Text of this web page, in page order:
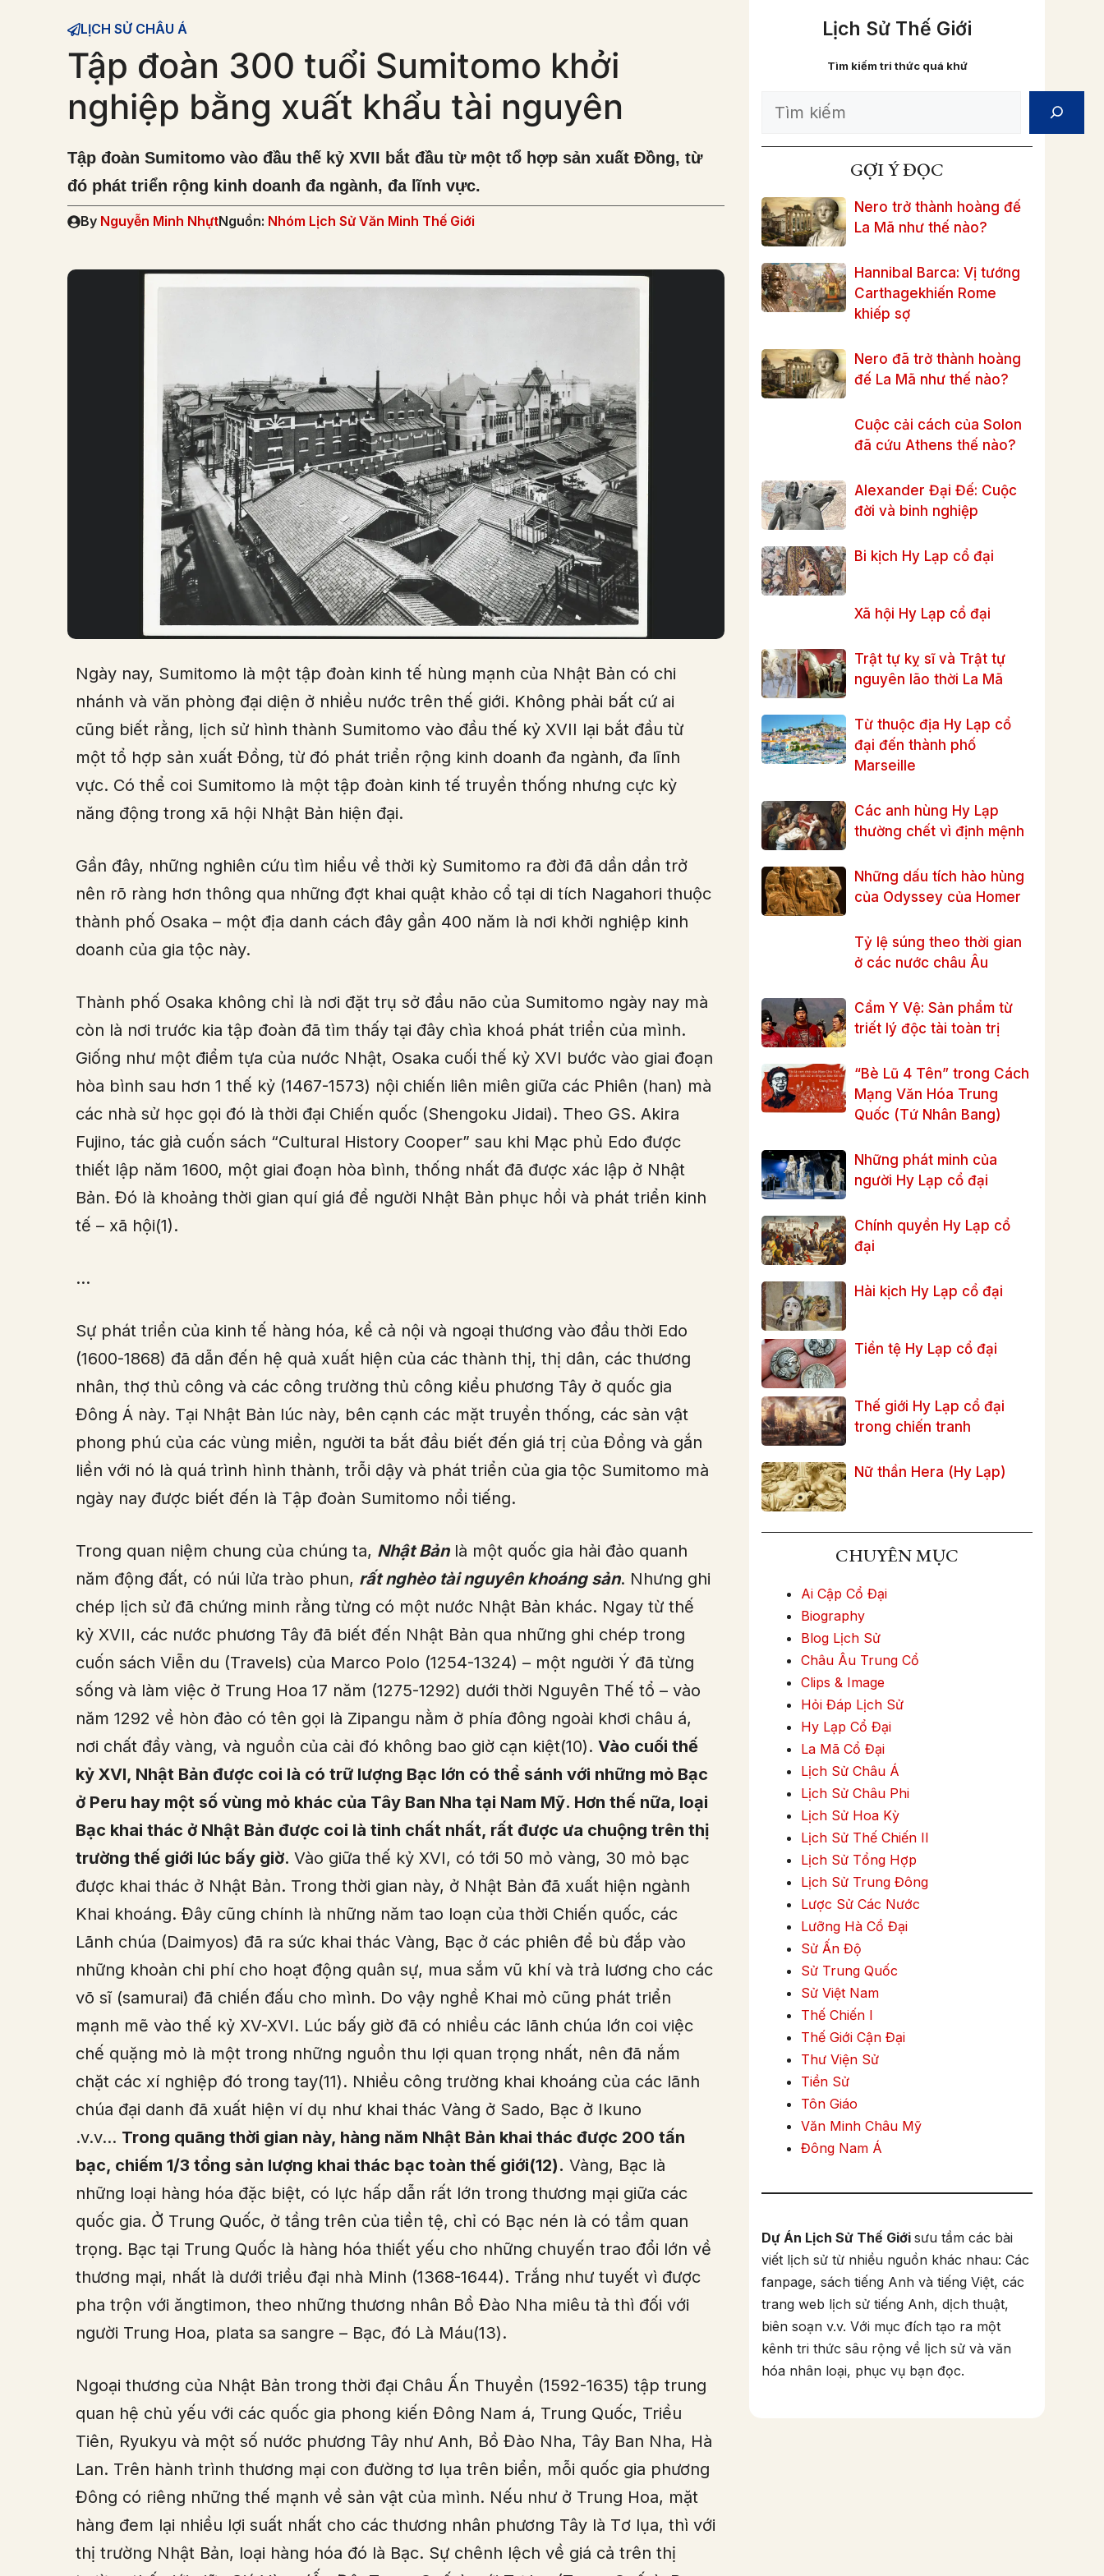
LỊCH SỬ CHÂU Á
Tập đoàn 300 tuổi Sumitomo khởi
nghiệp bằng xuất khẩu tài nguyên
Tập đoàn Sumitomo vào đầu thế kỷ XVII bắt đầu từ một tổ hợp sản xuất Đồng, từ
đó phát triển rộng kinh doanh đa ngành, đa lĩnh vực.
By Nguyễn Minh NhựtNguồn: Nhóm Lịch Sử Văn Minh Thế Giới
Ngày nay, Sumitomo là một tập đoàn kinh tế hùng mạnh của Nhật Bản có chi
nhánh và văn phòng đại diện ở nhiều nước trên thế giới. Không phải bất cứ ai
cũng biết rằng, lịch sử hình thành Sumitomo vào đầu thế kỷ XVII lại bắt đầu từ
một tổ hợp sản xuất Đồng, từ đó phát triển rộng kinh doanh đa ngành, đa lĩnh
vực. Có thể coi Sumitomo là một tập đoàn kinh tế truyền thống nhưng cực kỳ
năng động trong xã hội Nhật Bản hiện đại.
Gần đây, những nghiên cứu tìm hiểu về thời kỳ Sumitomo ra đời đã dần dần trở
nên rõ ràng hơn thông qua những đợt khai quật khảo cổ tại di tích Nagahori thuộc
thành phố Osaka – một địa danh cách đây gần 400 năm là nơi khởi nghiệp kinh
doanh của gia tộc này.
Thành phố Osaka không chỉ là nơi đặt trụ sở đầu não của Sumitomo ngày nay mà
còn là nơi trước kia tập đoàn đã tìm thấy tại đây chìa khoá phát triển của mình.
Giống như một điểm tựa của nước Nhật, Osaka cuối thế kỷ XVI bước vào giai đoạn
hòa bình sau hơn 1 thế kỷ (1467-1573) nội chiến liên miên giữa các Phiên (han) mà
các nhà sử học gọi đó là thời đại Chiến quốc (Shengoku Jidai). Theo GS. Akira
Fujino, tác giả cuốn sách “Cultural History Cooper” sau khi Mạc phủ Edo được
thiết lập năm 1600, một giai đoạn hòa bình, thống nhất đã được xác lập ở Nhật
Bản. Đó là khoảng thời gian quí giá để người Nhật Bản phục hồi và phát triển kinh
tế – xã hội(1).
…
Sự phát triển của kinh tế hàng hóa, kể cả nội và ngoại thương vào đầu thời Edo
(1600-1868) đã dẫn đến hệ quả xuất hiện của các thành thị, thị dân, các thương
nhân, thợ thủ công và các công trường thủ công kiểu phương Tây ở quốc gia
Đông Á này. Tại Nhật Bản lúc này, bên cạnh các mặt truyền thống, các sản vật
phong phú của các vùng miền, người ta bắt đầu biết đến giá trị của Đồng và gắn
liền với nó là quá trình hình thành, trỗi dậy và phát triển của gia tộc Sumitomo mà
ngày nay được biết đến là Tập đoàn Sumitomo nổi tiếng.
Trong quan niệm chung của chúng ta, Nhật Bảnlà một quốc gia hải đảo quanh
năm động đất, có núi lửa trào phun, rất nghèo tài nguyên khoáng sản. Nhưng ghi
chép lịch sử đã chứng minh rằng từng có một nước Nhật Bản khác. Ngay từ thế
kỷ XVII, các nước phương Tây đã biết đến Nhật Bản qua những ghi chép trong
cuốn sách Viễn du (Travels) của Marco Polo (1254-1324) – một người Ý đã từng
sống và làm việc ở Trung Hoa 17 năm (1275-1292) dưới thời Nguyên Thế tổ – vào
năm 1292 về hòn đảo có tên gọi là Zipangu nằm ở phía đông ngoài khơi châu á,
nơi chất đầy vàng, và nguồn của cải đó không bao giờ cạn kiệt(10). Vào cuối thế
kỷ XVI, Nhật Bản được coi là có trữ lượng Bạc lớn có thể sánh với những mỏ Bạc
ở Peru hay một số vùng mỏ khác của Tây Ban Nha tại Nam Mỹ. Hơn thế nữa, loại
Bạc khai thác ở Nhật Bản được coi là tinh chất nhất, rất được ưa chuộng trên thị
trường thế giới lúc bấy giờ. Vào giữa thế kỷ XVI, có tới 50 mỏ vàng, 30 mỏ bạc
được khai thác ở Nhật Bản. Trong thời gian này, ở Nhật Bản đã xuất hiện ngành
Khai khoáng. Đây cũng chính là những năm tao loạn của thời Chiến quốc, các
Lãnh chúa (Daimyos) đã ra sức khai thác Vàng, Bạc ở các phiên để bù đắp vào
những khoản chi phí cho hoạt động quân sự, mua sắm vũ khí và trả lương cho các
võ sĩ (samurai) đã chiến đấu cho mình. Do vậy nghề Khai mỏ cũng phát triển
mạnh mẽ vào thế kỷ XV-XVI. Lúc bấy giờ đã có nhiều các lãnh chúa lớn coi việc
chế quặng mỏ là một trong những nguồn thu lợi quan trọng nhất, nên đã nắm
chặt các xí nghiệp đó trong tay(11). Nhiều công trường khai khoáng của các lãnh
chúa đại danh đã xuất hiện ví dụ như khai thác Vàng ở Sado, Bạc ở Ikuno
.v.v… Trong quãng thời gian này, hàng năm Nhật Bản khai thác được 200 tấn
bạc, chiếm 1/3 tổng sản lượng khai thác bạc toàn thế giới(12). Vàng, Bạc là
những loại hàng hóa đặc biệt, có lực hấp dẫn rất lớn trong thương mại giữa các
quốc gia. Ở Trung Quốc, ở tầng trên của tiền tệ, chỉ có Bạc nén là có tầm quan
trọng. Bạc tại Trung Quốc là hàng hóa thiết yếu cho những chuyến trao đổi lớn về
thương mại, nhất là dưới triều đại nhà Minh (1368-1644). Trắng như tuyết vì được
pha trộn với ăngtimon, theo những thương nhân Bồ Đào Nha miêu tả thì đối với
người Trung Hoa, plata sa sangre – Bạc, đó Là Máu(13).
Ngoại thương của Nhật Bản trong thời đại Châu Ấn Thuyền (1592-1635) tập trung
quan hệ chủ yếu với các quốc gia phong kiến Đông Nam á, Trung Quốc, Triều
Tiên, Ryukyu và một số nước phương Tây như Anh, Bồ Đào Nha, Tây Ban Nha, Hà
Lan. Trên hành trình thương mại con đường tơ lụa trên biển, mỗi quốc gia phương
Đông có riêng những thế mạnh về sản vật của mình. Nếu như ở Trung Hoa, mặt
hàng đem lại nhiều lợi suất nhất cho các thương nhân phương Tây là Tơ lụa, thì với
thị trường Nhật Bản, loại hàng hóa đó là Bạc. Sự chênh lệch về giá cả trên thị
Lịch Sử Thế Giới
Tìm kiếm tri thức quá khứ
Search
GỢI Ý ĐỌC
Nero trở thành hoàng đế
La Mã như thế nào?
Hannibal Barca: Vị tướng
Carthagekhiến Rome
khiếp sợ
Nero đã trở thành hoàng
đế La Mã như thế nào?
Cuộc cải cách của Solon
đã cứu Athens thế nào?
Alexander Đại Đế: Cuộc
đời và binh nghiệp
Bi kịch Hy Lạp cổ đại
Xã hội Hy Lạp cổ đại
Trật tự kỵ sĩ và Trật tự
nguyên lão thời La Mã
Từ thuộc địa Hy Lạp cổ
đại đến thành phố
Marseille
Các anh hùng Hy Lạp
thường chết vì định mệnh
Những dấu tích hào hùng
của Odyssey của Homer
Tỷ lệ súng theo thời gian
ở các nước châu Âu
Cẩm Y Vệ: Sản phẩm từ
triết lý độc tài toàn trị
“Bè Lũ 4 Tên” trong Cách
Mạng Văn Hóa Trung
Quốc (Tứ Nhân Bang)
Những phát minh của
người Hy Lạp cổ đại
Chính quyền Hy Lạp cổ
đại
Hài kịch Hy Lạp cổ đại
Tiền tệ Hy Lạp cổ đại
Thế giới Hy Lạp cổ đại
trong chiến tranh
Nữ thần Hera (Hy Lạp)
CHUYÊN MỤC
Ai Cập Cổ Đại
Biography
Blog Lịch Sử
Châu Âu Trung Cổ
Clips & Image
Hỏi Đáp Lịch Sử
Hy Lạp Cổ Đại
La Mã Cổ Đại
Lịch Sử Châu Á
Lịch Sử Châu Phi
Lịch Sử Hoa Kỳ
Lịch Sử Thế Chiến II
Lịch Sử Tổng Hợp
Lịch Sử Trung Đông
Lược Sử Các Nước
Lưỡng Hà Cổ Đại
Sử Ấn Độ
Sử Trung Quốc
Sử Việt Nam
Thế Chiến I
Thế Giới Cận Đại
Thư Viện Sử
Tiền Sử
Tôn Giáo
Văn Minh Châu Mỹ
Đông Nam Á
Dự Án Lịch Sử Thế Giới sưu tầm các bài
viết lịch sử từ nhiều nguồn khác nhau: Các
fanpage, sách tiếng Anh và tiếng Việt, các
trang web lịch sử tiếng Anh, dịch thuật,
biên soạn v.v. Với mục đích tạo ra một
kênh tri thức sâu rộng về lịch sử và văn
hóa nhân loại, phục vụ bạn đọc.